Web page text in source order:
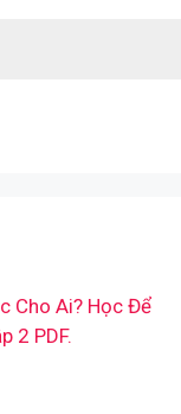
Cho Ai? Học Để
2 PDF.